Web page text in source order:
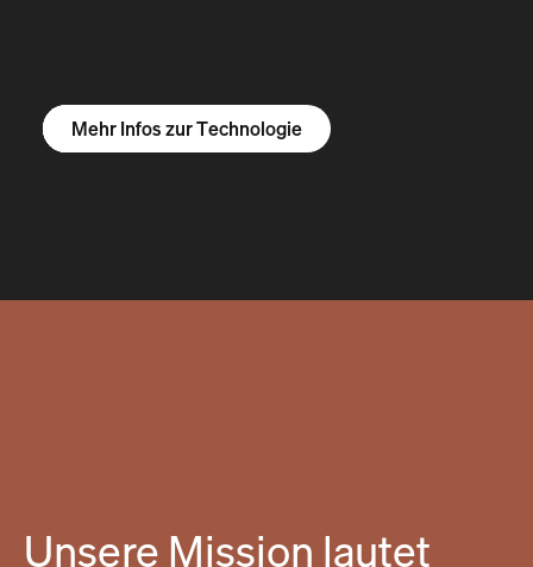
Mehr Infos zum R1S
Mehr Infos zum R1T
Mehr Infos zu Vans
Mehr Infos zur Technologie
Unsere Mission lautet